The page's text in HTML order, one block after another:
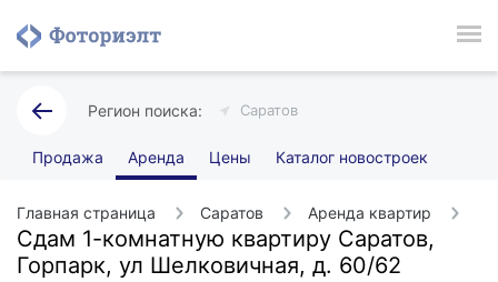
Саратов
Продажа Аренда Цены Каталог новостроек
Главная страница Саратов Аренда квартир
Сдам 1-комнатную квартиру Саратов,
Горпарк, ул Шелковичная, д. 60/62